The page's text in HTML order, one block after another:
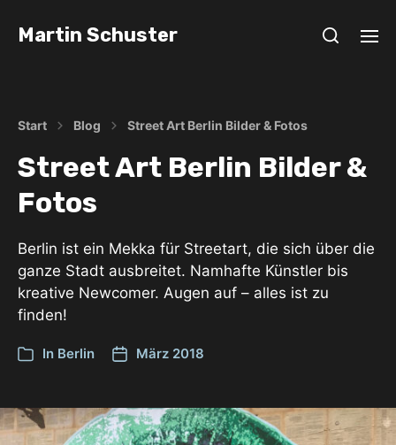
Martin Schuster
Start Blog Street Art Berlin Bilder & Fotos
Street Art Berlin Bilder &
Fotos
Berlin ist ein Mekka für Streetart, die sich über die
ganze Stadt ausbreitet. Namhafte Künstler bis
kreative Newcomer. Augen auf – alles ist zu
finden!
In Berlin März 2018